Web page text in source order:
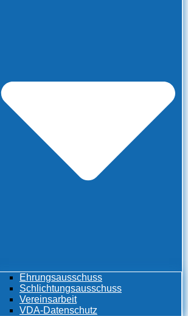
Ehrungsausschuss
Schlichtungsausschuss
Vereinsarbeit
VDA-Datenschutz